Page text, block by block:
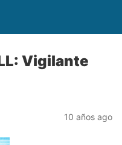
Vigilante
10 años ago